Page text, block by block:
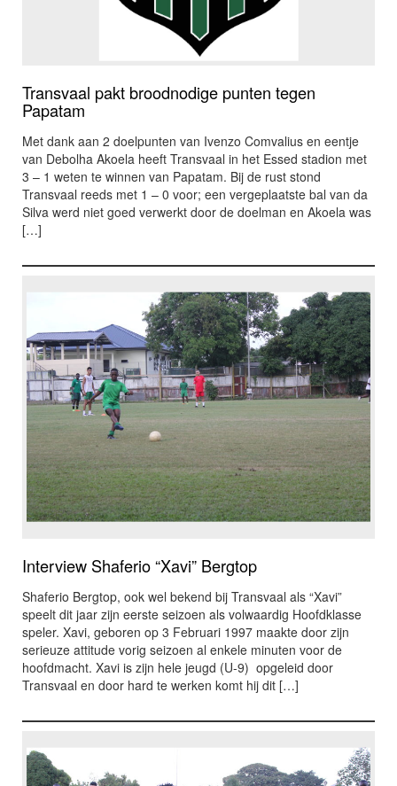
Transvaal pakt broodnodige punten tegen
Papatam
Met dank aan 2 doelpunten van Ivenzo Comvalius en eentje
van Debolha Akoela heeft Transvaal in het Essed stadion met
3 – 1 weten te winnen van Papatam. Bij de rust stond
Transvaal reeds met 1 – 0 voor; een vergeplaatste bal van da
Silva werd niet goed verwerkt door de doelman en Akoela was
[…]
Interview Shaferio “Xavi” Bergtop
Shaferio Bergtop, ook wel bekend bij Transvaal als “Xavi”
speelt dit jaar zijn eerste seizoen als volwaardig Hoofdklasse
speler. Xavi, geboren op 3 Februari 1997 maakte door zijn
serieuze attitude vorig seizoen al enkele minuten voor de
hoofdmacht. Xavi is zijn hele jeugd (U-9) opgeleid door
Transvaal en door hard te werken komt hij dit […]